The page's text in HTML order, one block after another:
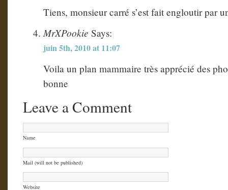
Tiens, monsieur carré s’est fait engloutir par
MrXPookie Says:
juin 5th, 2010 at 11:07
Voila un plan mammaire très apprécié des
bonne
Leave a Comment
Name
Mail (will not be published)
Website